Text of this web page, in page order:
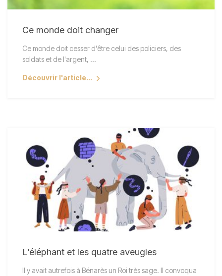
Ce monde doit changer
Ce monde doit cesser d'être celui des policiers, des
soldats et de l'argent, ...
Découvrir l'article...
L’éléphant et les quatre aveugles
Il y avait autrefois à Bénarès un Roi très sage. Il convoqua